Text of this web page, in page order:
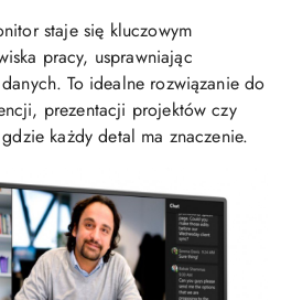
staje się kluczowym
pracy, usprawniając
To idealne rozwiązanie do
prezentacji projektów czy
każdy detal ma znaczenie.